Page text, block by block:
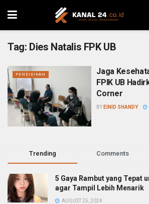
Tag: Dies Natalis FPK UB
PENDIDIKAN
Jaga
FPIK UB
Corner
BY EINID SHANDY
Trending Comments
5 Gaya Rambut yang Tepat
agar Tampil Lebih Menarik
AUGUST 25, 2024